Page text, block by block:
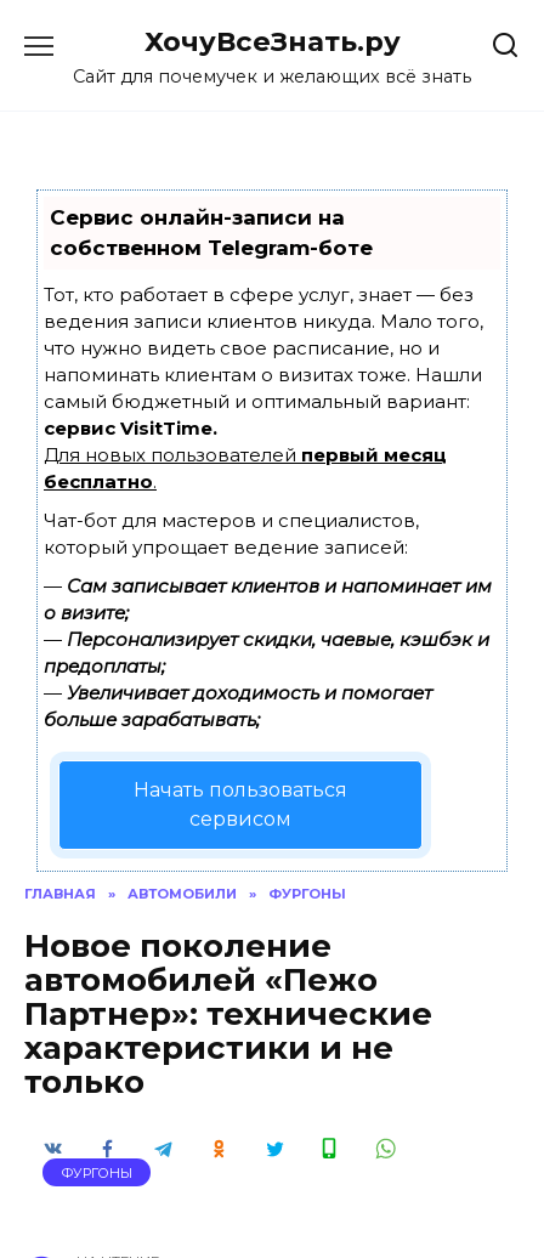
content
ХочуВсеЗнать.ру
Сайт для почемучек и желающих всё знать
Сервис онлайн-записи на
собственном Telegram-боте
Тот, кто работает в сфере услуг, знает — без
ведения записи клиентов никуда. Мало того,
что нужно видеть свое расписание, но и
напоминать клиентам о визитах тоже. Нашли
самый бюджетный и оптимальный вариант:
сервис VisitTime.
Для новых пользователей первый месяц
бесплатно.
Чат-бот для мастеров и специалистов,
который упрощает ведение записей:
— Сам записывает клиентов и напоминает им
о визите;
— Персонализирует скидки, чаевые, кэшбэк и
предоплаты;
— Увеличивает доходимость и помогает
больше зарабатывать;
Начать пользоваться
сервисом
ГЛАВНАЯ » АВТОМОБИЛИ » ФУРГОНЫ
Новое поколение
автомобилей «Пежо
Партнер»: технические
характеристики и не
только
ФУРГОНЫ